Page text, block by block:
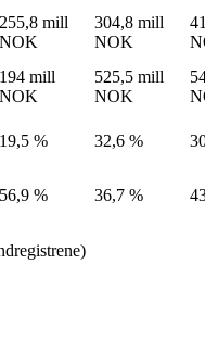
255,8 mill
NOK
304,8 mill
NOK
194 mill
NOK
525,5 mill
NOK
19,5 % 32,6 %
56,9 % 36,7 %